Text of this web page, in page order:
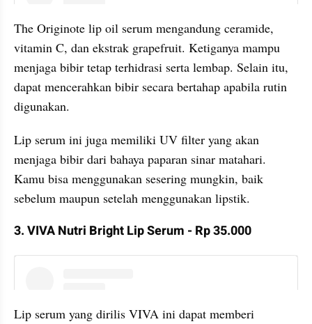
The Originote lip oil serum mengandung ceramide,
vitamin C, dan ekstrak grapefruit. Ketiganya mampu
menjaga bibir tetap terhidrasi serta lembap. Selain itu,
dapat mencerahkan bibir secara bertahap apabila rutin
digunakan.
Lip serum ini juga memiliki UV filter yang akan
menjaga bibir dari bahaya paparan sinar matahari.
Kamu bisa menggunakan sesering mungkin, baik
sebelum maupun setelah menggunakan lipstik.
3. VIVA Nutri Bright Lip Serum - Rp 35.000
Lip serum yang dirilis VIVA ini dapat memberi